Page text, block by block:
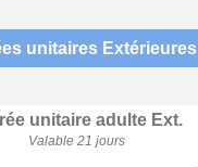
unitaires Extérieures
unitaire adulte Ext.
Valable 21 jours